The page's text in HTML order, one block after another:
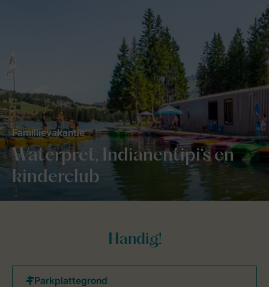
Waterpret, Indianentipi‘s en
kinderclub
Famillievakantie
Handig!